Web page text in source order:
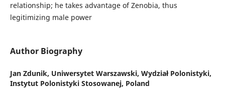
relationship; he takes advantage of Zenobia, thus
legitimizing male power
Author Biography
Jan Zdunik, Uniwersytet Warszawski, Wydział Polonistyki,
Instytut Polonistyki Stosowanej, Poland